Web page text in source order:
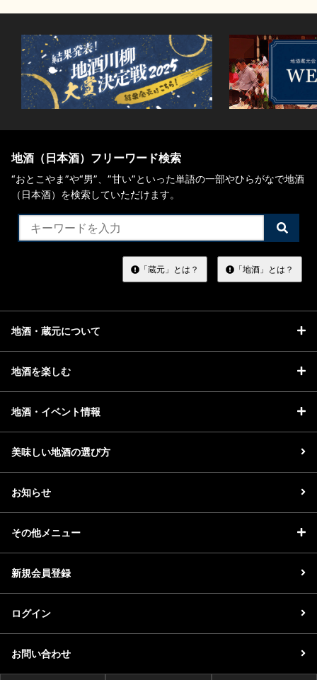
地酒（日本酒）フリーワード検索
“おとこやま”や“男”、”甘い”といった単語の一部やひらがなで地酒
（日本酒）を検索していただけます。
検
索
す
る
「蔵元」とは？ 「地酒」とは？
地酒・蔵元について
地酒を楽しむ
地酒・イベント情報
美味しい地酒の選び方
お知らせ
その他メニュー
新規会員登録
ログイン
お問い合わせ